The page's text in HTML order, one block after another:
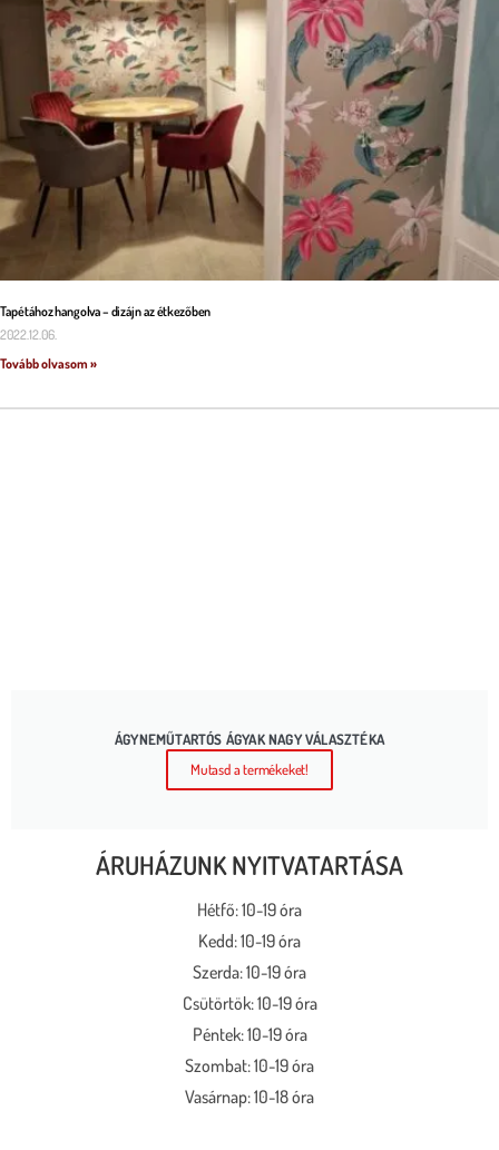
Tapétához hangolva – dizájn az étkezőben
2022.12.06.
Tovább olvasom »
ÁGYNEMŰTARTÓS ÁGYAK NAGY VÁLASZTÉKA
Mutasd a termékeket!
ÁRUHÁZUNK NYITVATARTÁSA
Hétfő: 10-19 óra
Kedd: 10-19 óra
Szerda: 10-19 óra
Csütörtök: 10-19 óra
Péntek: 10-19 óra
Szombat: 10-19 óra
Vasárnap: 10-18 óra